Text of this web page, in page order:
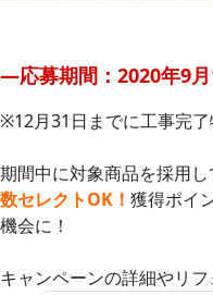
—応募期間：2020年9
※12月31日までに工事完
期間中に対象商品を採用
数セレクトOK！ 獲得ポイ
機会に！
キャンペーンの詳細やリ